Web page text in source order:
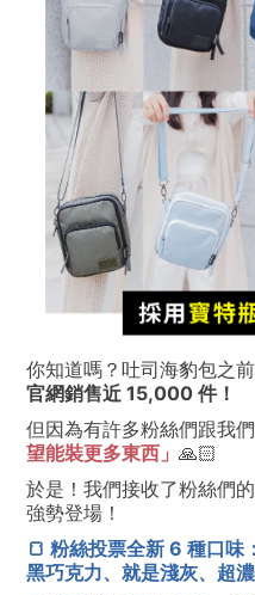
你知道嗎？吐司海豹包之
官網銷售近 15,000 件！
但因為有許多粉絲們跟我
望能裝更多東西」 🙏🏻
於是！我們接收了粉絲們
強勢登場！
🍞 粉絲投票全新 6 種口
黑巧克力、就是淺灰、超